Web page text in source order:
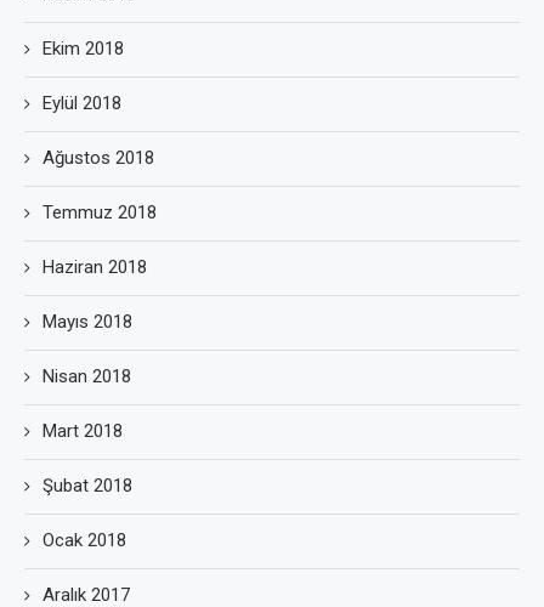
Ekim 2018
Eylül 2018
Ağustos 2018
Temmuz 2018
Haziran 2018
Mayıs 2018
Nisan 2018
Mart 2018
Şubat 2018
Ocak 2018
Aralık 2017